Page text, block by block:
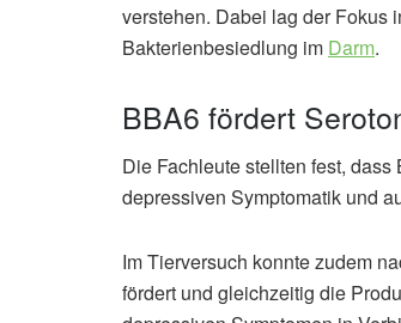
verstehen. Dabei lag der Fokus
Bakterienbesiedlung im Darm.
BBA6 fördert
Die Fachleute stellten fest,
depressiven Symptomatik und
Im Tierversuch konnte zudem
fördert und gleichzeitig die